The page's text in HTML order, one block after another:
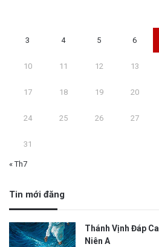
3 4 5 6
10 11 12 13
17 18 19 20
24 25 26 27
31
« Th7
Tin mới đăng
Thánh Vịnh Đáp
Niên A